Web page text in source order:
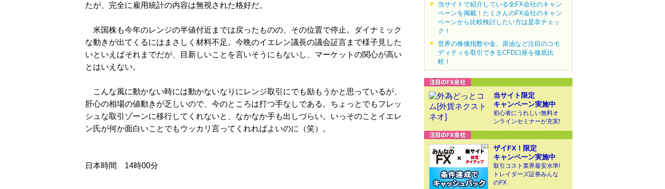
たが、完全に雇用統計の内容は無視された格好だ。
米国株も今年のレンジの半値付近までは戻ったものの、その位置で停止。ダイナミック
な動きが出てくるにはまさしく材料不足。今晩のイエレン議長の議会証言まで様子見した
いといえばそれまでだが、目新しいことを言いそうにもないし、マーケットの関心が高い
とはいえない。
こんな風に動かない時には動かないなりにレンジ取引にでも励もうかと思っているが、
肝心の相場の値動きが乏しいので、今のところは打つ手なしである。ちょっとでもフレッ
シュな取引ゾーンに移行してくれないと、なかなか手も出しづらい。いっそのことイエレ
ン氏が何か面白いことでもウッカリ言ってくれればよいのに（笑）。
日本時間 14時00分
当サイトで紹介している全FX会社のキャン
ペーンを掲載！たくさんのFX会社のキャン
ペーンから比較検討したい方は是非チェッ
ク！
世界の株価指数や金、原油など注目のコモ
ディティを取引できるCFD口座を徹底比
較！
当サイト限定
キャンペーン実施中
初心者にうれしい無料オ
ンラインセミナーが充実!
ザイFX！限定
キャンペーン実施中
取引コスト業界最安水準!
トレイダーズ証券みんな
のFX